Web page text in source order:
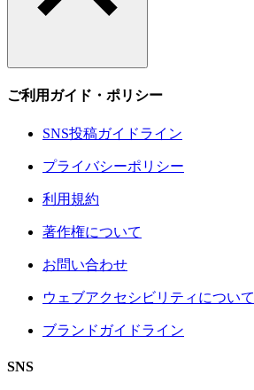
ご利用ガイド・ポリシー
SNS投稿ガイドライン
プライバシーポリシー
利用規約
著作権について
お問い合わせ
ウェブアクセシビリティについて
ブランドガイドライン
SNS